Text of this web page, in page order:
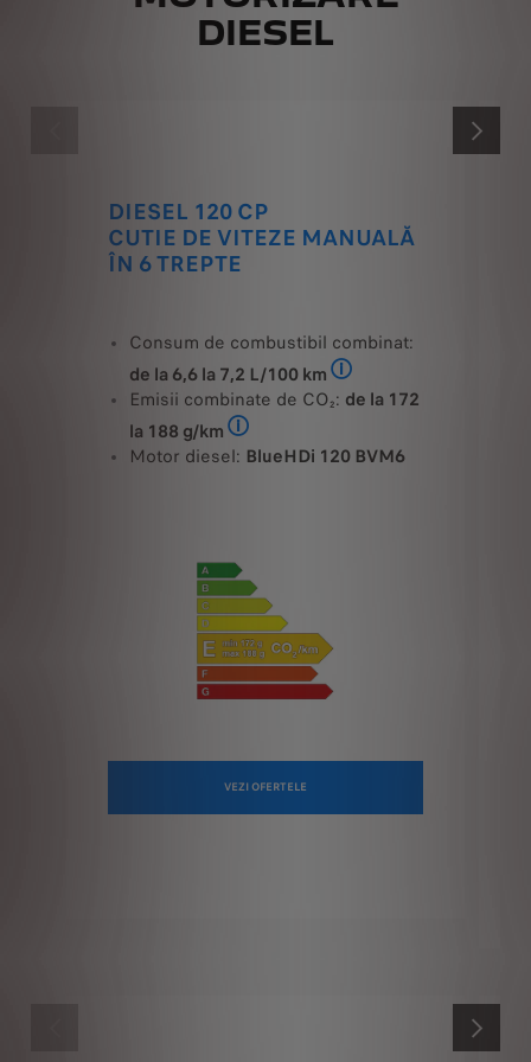
DIESEL
DIESEL 120 CP
CUTIE DE VITEZE MANUALĂ
ÎN 6 TREPTE
Consum de combustibil combinat:
de la 6,6 la 7,2 L/100 km
Consum de carburant
Emisii combinate de CO₂: de la 172
la 188 g/km
Consum de carburant PEUGEOT
Motor diesel: BlueHDi 120 BVM6
VEZI OFERTELE